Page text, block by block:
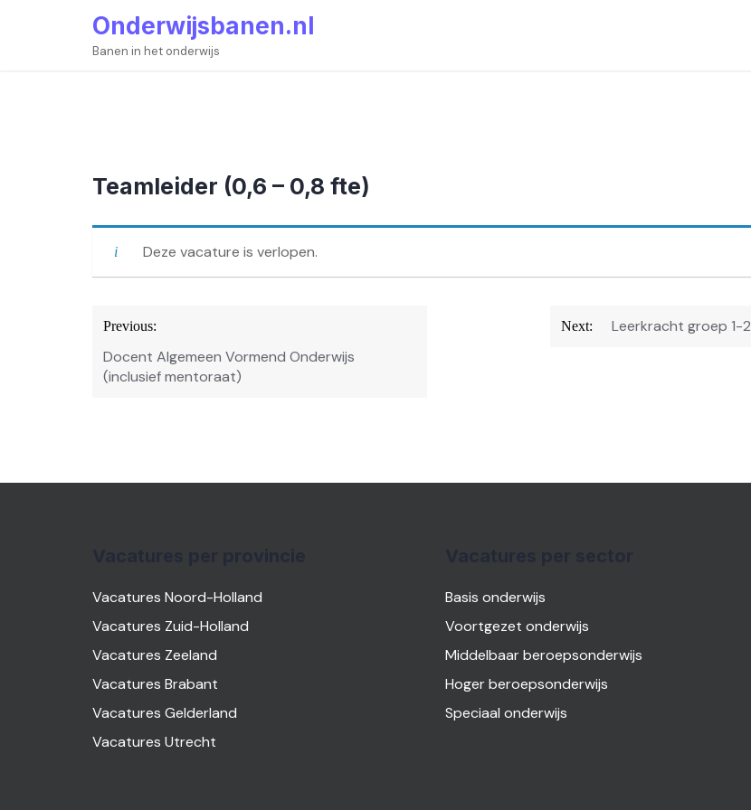
Onderwijsbanen.nl
Banen in het onderwijs
Teamleider (0,6 – 0,8 fte)
Deze vacature is verlopen.
Bericht
navigatie
Previous:
Docent Algemeen Vormend Onderwijs
(inclusief mentoraat)
Next: Leerkracht groep 1-2
Vacatures Noord-Holland
Vacatures Zuid-Holland
Vacatures Zeeland
Vacatures Brabant
Vacatures Gelderland
Vacatures Utrecht
Basis onderwijs
Voortgezet onderwijs
Middelbaar beroepsonderwijs
Hoger beroepsonderwijs
Speciaal onderwijs